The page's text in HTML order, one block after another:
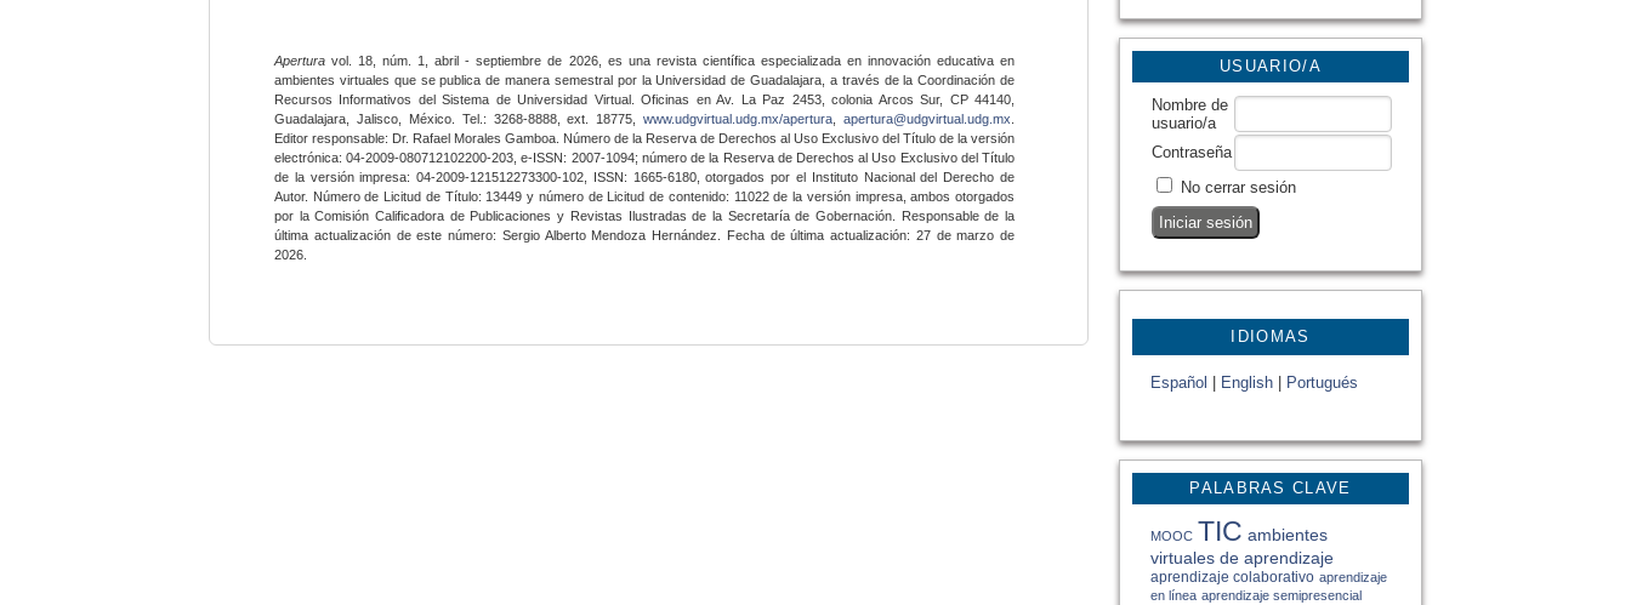
USUARIO/A
Nombre de
usuario/a
Contraseña
No cerrar sesión
IDIOMAS
Español English Portugués
PALABRAS CLAVE
MOOC TIC ambientes
virtuales de aprendizaje
aprendizaje colaborativo aprendizaje
en línea aprendizaje semipresencial
Apertura vol. 18, núm. 1, abril - septiembre de 2026, es una revista científica especializada en innovación educativa en
ambientes virtuales que se publica de manera semestral por la Universidad de Guadalajara, a través de la Coordinación de
Recursos Informativos del Sistema de Universidad Virtual. Oficinas en Av. La Paz 2453, colonia Arcos Sur, CP 44140,
Guadalajara, Jalisco, México. Tel.: 3268-8888, ext. 18775,www.udgvirtual.udg.mx/apertura apertura@udgvirtual.udg.mx
Editor responsable: Dr. Rafael Morales Gamboa. Número de la Reserva de Derechos al Uso Exclusivo del Título de la versión
electrónica: 04-2009-080712102200-203, e-ISSN: 2007-1094; número de la Reserva de Derechos al Uso Exclusivo del Título
de la versión impresa: 04-2009-121512273300-102, ISSN: 1665-6180, otorgados por el Instituto Nacional del Derecho de
Autor. Número de Licitud de Título: 13449 y número de Licitud de contenido: 11022 de la versión impresa, ambos otorgados
por la Comisión Calificadora de Publicaciones y Revistas Ilustradas de la Secretaría de Gobernación. Responsable de la
última actualización de este número: Sergio Alberto Mendoza Hernández. Fecha de última actualización: 27 de marzo de
2026.